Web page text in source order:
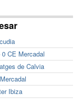
CE Mercadal
de Calvia
Ibiza